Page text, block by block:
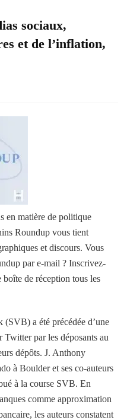
sociaux,
et de l’inflation,
en matière de politique
Roundup vous tient
et discours. Vous
par e-mail ? Inscrivez-
de réception tous les
a été précédée d’une
Twitter par les déposants au
dépôts. J. Anthony
à Boulder et ses co-auteurs
à la course SVB. En
comme approximation
les auteurs constatent